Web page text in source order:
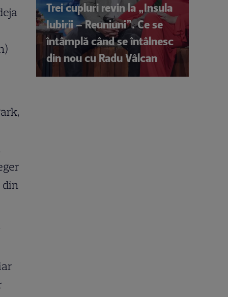
din
Trei cupluri revin la „Insula
Iubirii – Reuniuni”. Ce se
întâmplă când se întâlnesc
din nou cu Radu Vâlcan